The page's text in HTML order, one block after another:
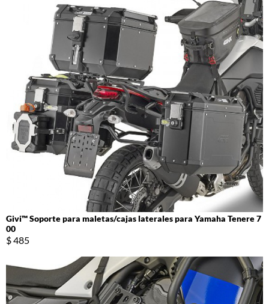
Givi™ Soporte para maletas/cajas laterales para Yamaha Tenere 7
00
$ 485